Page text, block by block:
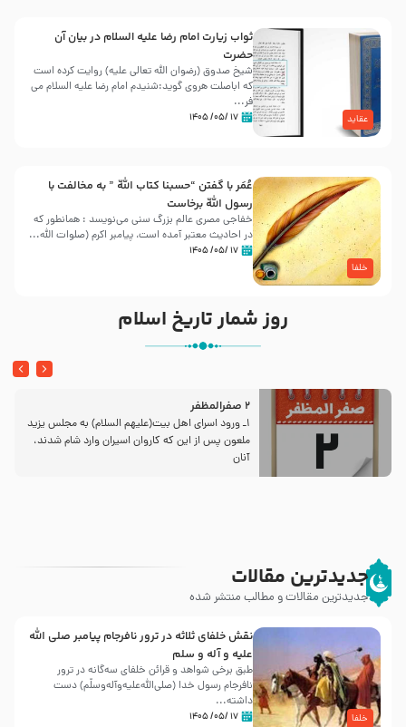
عقاید
ثواب زیارت امام رضا علیه السلام در بیان آن
حضرت
شیخ صدوق (رضوان الله تعالی علیه) روایت کرده است
که اباصلت هروی گوید:شنیدم امام رضا علیه السلام می
فر...
۱۷ /۰۵/ ۱۴۰۵
خلفا
عُمَر با گفتن “حسبنا كتاب اللّه ” به مخالفت با
رسول اللّه برخاست
خفاجی مصری عالم بزرگ سنی می‌نویسد : همانطور که
در احادیث معتبر آمده است، پیامبر اکرم (صلوات اللّه...
۱۷ /۰۵/ ۱۴۰۵
روز شمار تاریخ اسلام
2 صفرالمظفر
1ـ ورود اسراى اهل بیت‌(علیهم السلام) به مجلس یزید
ملعون پس از این كه كاروان اسیران وارد شام شدند،
آنان
جدیدترین مقالات
جدیدترین مقالات و مطالب منتشر شده
خلفا
نقش خلفای ثلاثه در ترور نافرجام پیامبر صلی الله
علیه و آله و سلم
طبق برخی شواهد و قرائن خلفای سه‌گانه در ترور
نافرجام رسول خدا (صلی‌الله‌علیه‌و‌آله‌وسلّم) دست
داشته‌...
۱۷ /۰۵/ ۱۴۰۵